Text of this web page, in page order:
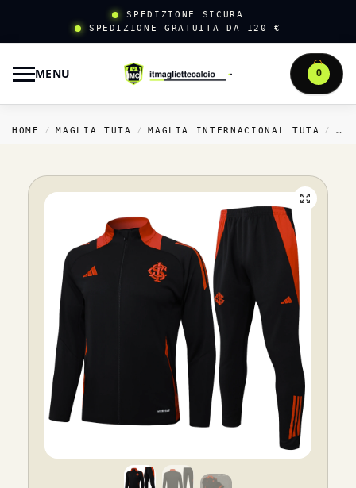
SPEDIZIONE SICURA
SPEDIZIONE GRATUITA DA 120 €
MENU 0
HOME / MAGLIA TUTA / MAGLIA INTERNACIONAL TUTA /